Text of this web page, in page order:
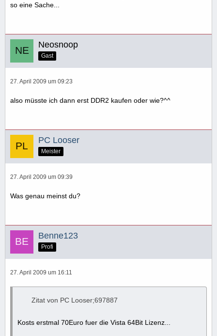
so eine Sache...
Neosnoop
Gast
27. April 2009 um 09:23
also müsste ich dann erst DDR2 kaufen oder wie?^^
PC Looser
Meister
27. April 2009 um 09:39
Was genau meinst du?
Benne123
Profi
27. April 2009 um 16:11
Zitat von PC Looser;697887
Kosts erstmal 70Euro fuer die Vista 64Bit Lizenz...